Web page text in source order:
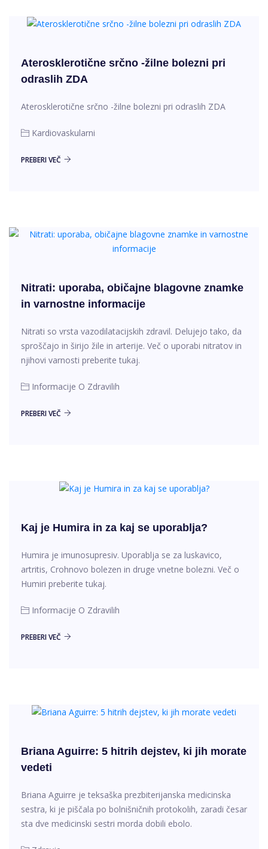
Aterosklerotične srčno -žilne bolezni pri
odraslih ZDA
Aterosklerotične srčno -žilne bolezni pri odraslih ZDA
Kardiovaskularni
PREBERI VEČ
Nitrati: uporaba, običajne blagovne znamke
in varnostne informacije
Nitrati so vrsta vazodilatacijskih zdravil. Delujejo tako, da
sproščajo in širijo žile in arterije. Več o uporabi nitratov in
njihovi varnosti preberite tukaj.
Informacije O Zdravilih
PREBERI VEČ
Kaj je Humira in za kaj se uporablja?
Humira je imunosupresiv. Uporablja se za luskavico,
artritis, Crohnovo bolezen in druge vnetne bolezni. Več o
Humiri preberite tukaj.
Informacije O Zdravilih
PREBERI VEČ
Briana Aguirre: 5 hitrih dejstev, ki jih morate
vedeti
Briana Aguirre je teksaška prezbiterijanska medicinska
sestra, ki je piščala po bolnišničnih protokolih, zaradi česar
sta dve medicinski sestri morda dobili ebolo.